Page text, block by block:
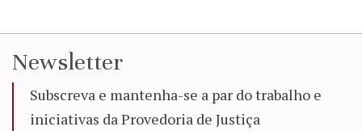
Newsletter
Subscreva e mantenha-se a par do trabalho e
iniciativas da Provedoria de Justiça